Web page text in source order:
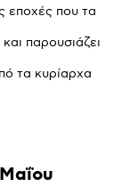
εποχές που τα
παρουσιάζει
τα κυρίαρχα
Μαΐου